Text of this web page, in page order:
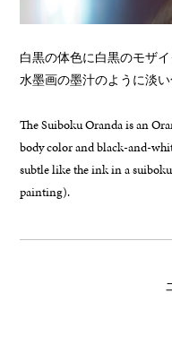
白黒の体色に白黒のモザ
水墨画の墨汁のように淡
The Suiboku Oranda is an
body color and black-and-
subtle like the ink in a
painting).